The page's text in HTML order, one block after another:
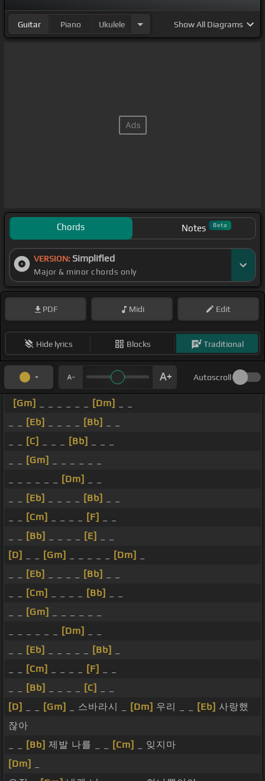
Guitar Piano Ukulele ShowAll Diagrams
Chords Notes Beta
VERSION: Simplified
Major & minor chords only
PDF Midi Edit
Hide lyrics Blocks Traditional
Autoscroll
[Gm] [Dm]
[Eb] [Bb]
[C] [Bb]
[Gm]
[Dm]
[Eb] [Bb]
[Cm] [F]
[Bb] [E]
[D]
[Gm] [Dm]
[Eb] [Bb]
[Cm] [Bb]
[Gm]
[Dm]
[Eb] [Bb]
[Cm] [F]
[Bb] [C]
[D]
[Gm] _ 스바라시 _ [Dm] 우리 _ _ [Eb] 사랑했
잖아
[Bb] 제발 나를 _ _ [Cm]
_ 잊지마
[Dm]